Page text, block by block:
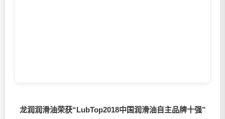
龙润润滑油荣获“LubTop2018中国润滑油自主品牌十强”